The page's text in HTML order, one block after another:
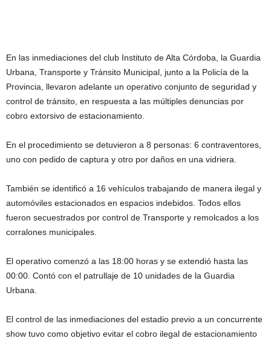
En las inmediaciones del club Instituto de Alta Córdoba, la Guardia
Urbana, Transporte y Tránsito Municipal, junto a la Policía de la
Provincia, llevaron adelante un operativo conjunto de seguridad y
control de tránsito, en respuesta a las múltiples denuncias por
cobro extorsivo de estacionamiento.
En el procedimiento se detuvieron a 8 personas: 6 contraventores,
uno con pedido de captura y otro por daños en una vidriera.
También se identificó a 16 vehículos trabajando de manera ilegal y
automóviles estacionados en espacios indebidos. Todos ellos
fueron secuestrados por control de Transporte y remolcados a los
corralones municipales.
El operativo comenzó a las 18:00 horas y se extendió hasta las
00:00. Contó con el patrullaje de 10 unidades de la Guardia
Urbana.
El control de las inmediaciones del estadio previo a un concurrente
show tuvo como objetivo evitar el cobro ilegal de estacionamiento